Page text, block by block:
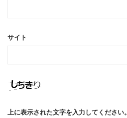
サイト
上に表示された文字を入力してください。